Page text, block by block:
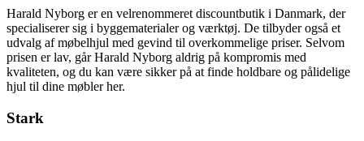
Harald Nyborg er en velrenommeret discountbutik i Danmark, der
specialiserer sig i byggematerialer og værktøj. De tilbyder også et
udvalg af møbelhjul med gevind til overkommelige priser. Selvom
prisen er lav, går Harald Nyborg aldrig på kompromis med
kvaliteten, og du kan være sikker på at finde holdbare og pålidelige
hjul til dine møbler her.
Stark